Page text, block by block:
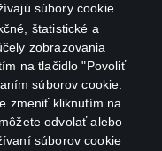
súbory cookie
štatistické a
zobrazovania
na tlačidlo "Povoliť
súborov cookie.
zmeniť kliknutím na
odvolať alebo
súborov cookie